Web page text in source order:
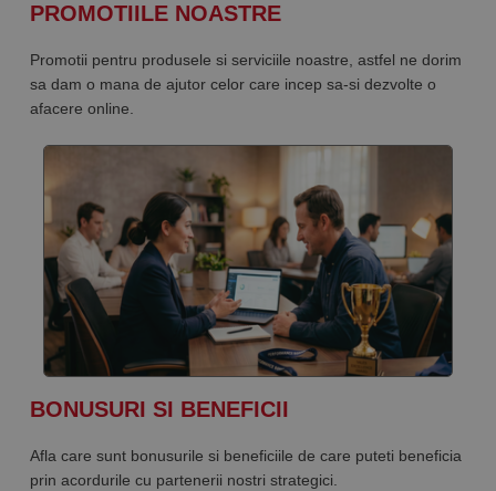
PROMOTIILE NOASTRE
Promotii pentru produsele si serviciile noastre, astfel ne dorim
sa dam o mana de ajutor celor care incep sa-si dezvolte o
afacere online.
BONUSURI SI BENEFICII
Afla care sunt bonusurile si beneficiile de care puteti beneficia
prin acordurile cu partenerii nostri strategici.